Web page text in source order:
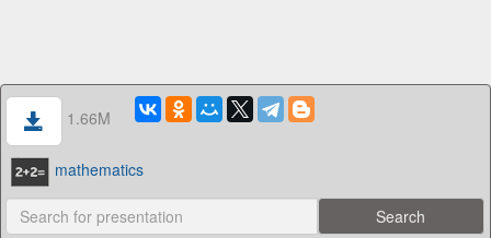
1.66M
mathematics